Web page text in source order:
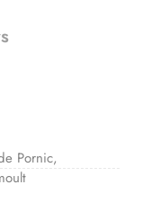
Pornic,